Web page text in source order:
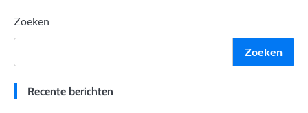
Zoeken
Zoeken
Recente berichten